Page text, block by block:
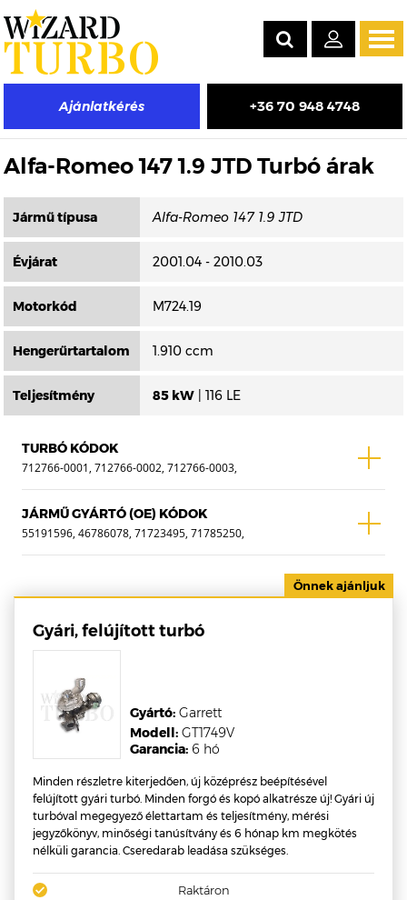
Ajánlatkérés +36 70 948 4748
Másik típus választása
Alfa-Romeo 147 1.9 JTD Turbó árak
Jármű típusa
Évjárat 2001.04 - 2010.03
Motorkód M724.19
Hengerűrtartalom 1.910 ccm
Teljesítmény 85 kW | 116 LE
TURBÓ KÓDOK
712766-0001, 712766-0002, 712766-0003,
712766-1, 712766-2, 712766-3, 712766-
5001S, 712766-5002S, 712766-5003S,
712766-9003S
JÁRMŰ GYÁRTÓ (OE) KÓDOK
55191596, 46786078, 71723495, 71785250,
46779032, 60816402, 71783325 , WTF-
Gyári, felújított turbó
Garancia: 6 hó
Modell: GT1749V
Gyártó: Garrett
Minden részletre kiterjedően, új középrész beépítésével
felújított gyári turbó. Minden forgó és kopó alkatrésze új! Gyári új
turbóval megegyező élettartam és teljesítmény, mérési
jegyzőkönyv, minőségi tanúsítvány és 6 hónap km megkötés
nélküli garancia. Cseredarab leadása szükséges.
Raktáron